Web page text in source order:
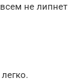
не липнет